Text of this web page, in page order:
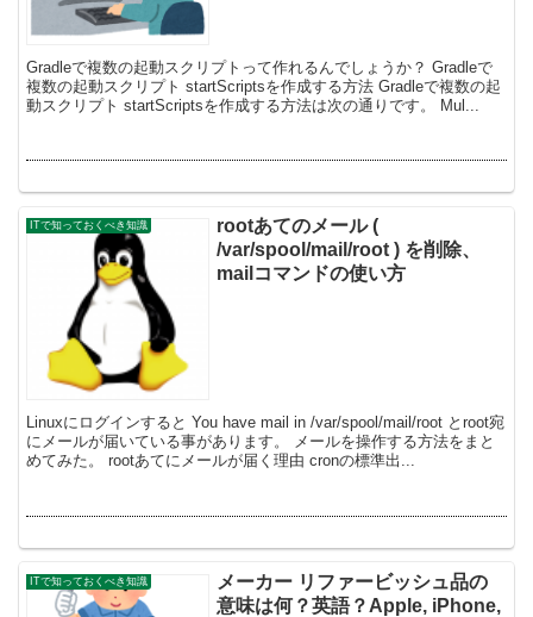
Gradleで複数の起動スクリプトって作れるんでしょうか？ Gradleで
複数の起動スクリプト startScriptsを作成する方法 Gradleで複数の起
動スクリプト startScriptsを作成する方法は次の通りです。 Mul...
ITで知っておくべき知識
rootあてのメール (
/var/spool/mail/root ) を削除、
mailコマンドの使い方
Linuxにログインすると You have mail in /var/spool/mail/root とroot宛
にメールが届いている事があります。 メールを操作する方法をまと
めてみた。 rootあてにメールが届く理由 cronの標準出...
ITで知っておくべき知識
メーカー リファービッシュ品の
意味は何？英語？Apple, iPhone,